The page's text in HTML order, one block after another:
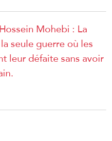
Mohebi : La
seule guerre où les
leur défaite sans avoir